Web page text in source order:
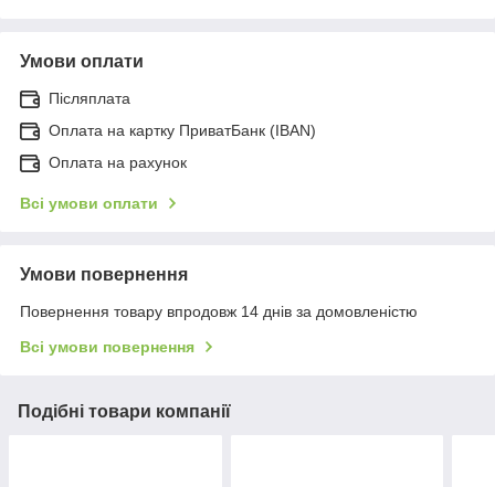
Умови оплати
Післяплата
Оплата на картку ПриватБанк (IBAN)
Оплата на рахунок
Всі умови оплати
Умови повернення
Повернення товару впродовж 14 днів за домовленістю
Всі умови повернення
Подібні товари компанії